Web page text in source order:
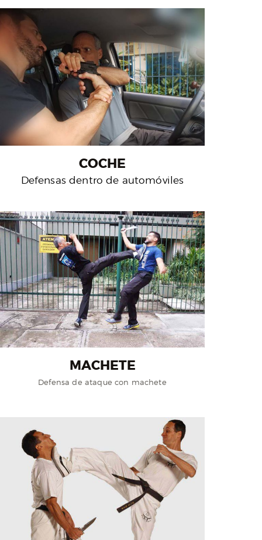
COCHE
Defensas dentro de automóviles
MACHETE
Defensa de ataque con machete